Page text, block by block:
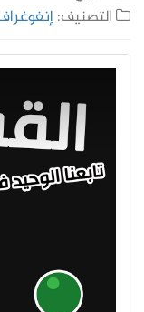
التصنيف: